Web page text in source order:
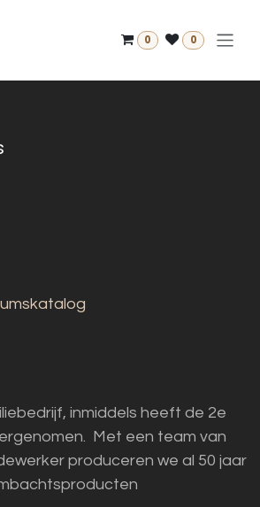
0 0
inmiddels heeft de 2e
Met een team van
produceren we al 50 jaar